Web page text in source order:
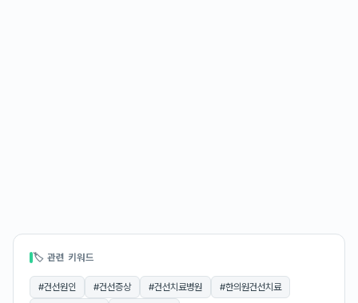
🏷 관련 키워드
#건선원인 #건선증상 #건선치료병원 #한의원건선치료